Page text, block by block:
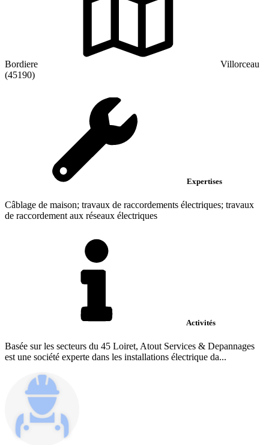
Bordiere
Villorceau
(45190)
Expertises
Câblage de maison; travaux de raccordements électriques; travaux
de raccordement aux réseaux électriques
Activités
Basée sur les secteurs du 45 Loiret, Atout Services & Depannages
est une société experte dans les installations électrique da...